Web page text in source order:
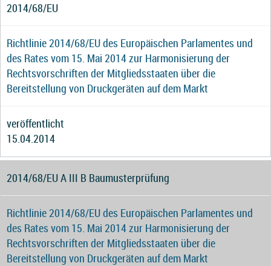
2014/68/EU
Richtlinie 2014/68/EU des Europäischen Parlamentes und
des Rates vom 15. Mai 2014 zur Harmonisierung der
Rechtsvorschriften der Mitgliedsstaaten über die
Bereitstellung von Druckgeräten auf dem Markt
veröffentlicht
15.04.2014
2014/68/EU A III B Baumusterprüfung
Richtlinie 2014/68/EU des Europäischen Parlamentes und
des Rates vom 15. Mai 2014 zur Harmonisierung der
Rechtsvorschriften der Mitgliedsstaaten über die
Bereitstellung von Druckgeräten auf dem Markt